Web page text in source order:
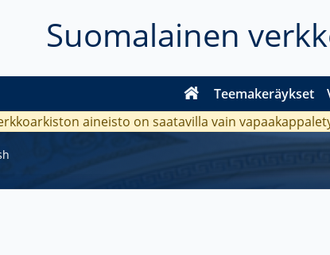
Suomalainen
Teemakeräykset
aineisto on saatavilla vain